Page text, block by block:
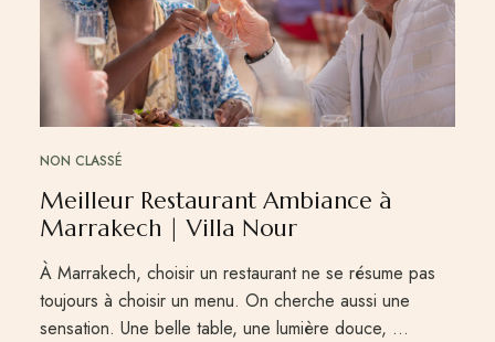
NON CLASSÉ
Meilleur Restaurant Ambiance à
Marrakech | Villa Nour
À Marrakech, choisir un restaurant ne se résume pas
toujours à choisir un menu. On cherche aussi une
sensation. Une belle table, une lumière douce, …